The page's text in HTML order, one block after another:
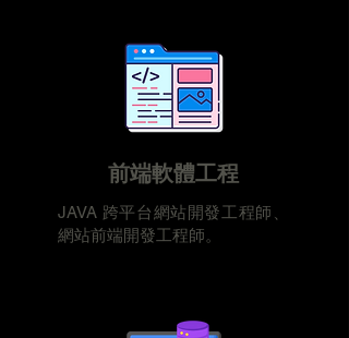
​前端軟體工程
JAVA 跨平台網站開發工程師、
網站前端開發工程師。